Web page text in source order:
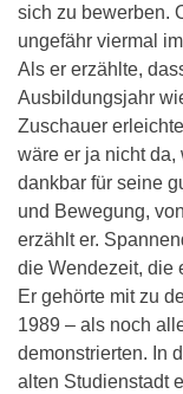
sich zu bewerben.
ungefähr viermal
Als er erzählte,
Ausbildungsjahr
Zuschauer
wäre er ja nicht da,
dankbar für seine
und Bewegung,
erzählt er.
die Wendezeit, die
Er gehörte mit zu
1989 – als noch
demonstrierten. In
alten Studienstadt